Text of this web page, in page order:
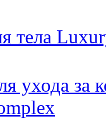
тела
ухода за